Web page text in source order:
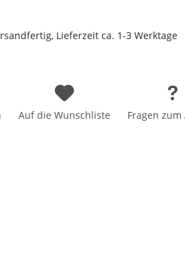
Lieferzeit ca. 1-3 Werktage
Auf die Wunschliste Fragen zum